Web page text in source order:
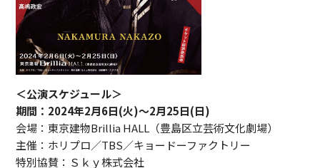
＜公演スケジュール＞
期間：2024年2月6日(火)～2月25日(日)
会場：東京建物Brillia HALL（豊島区立芸術文化劇場）
主催：ホリプロ／TBS／キョードーファクトリー
特別協賛：Ｓｋｙ株式会社